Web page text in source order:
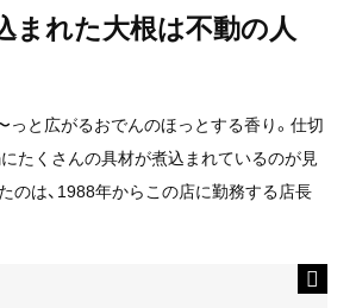
まれた大根は不動の人
っと広がるおでんのほっとする香り。仕切
たくさんの具材が煮込まれているのが見
のは、1988年からこの店に勤務する店長